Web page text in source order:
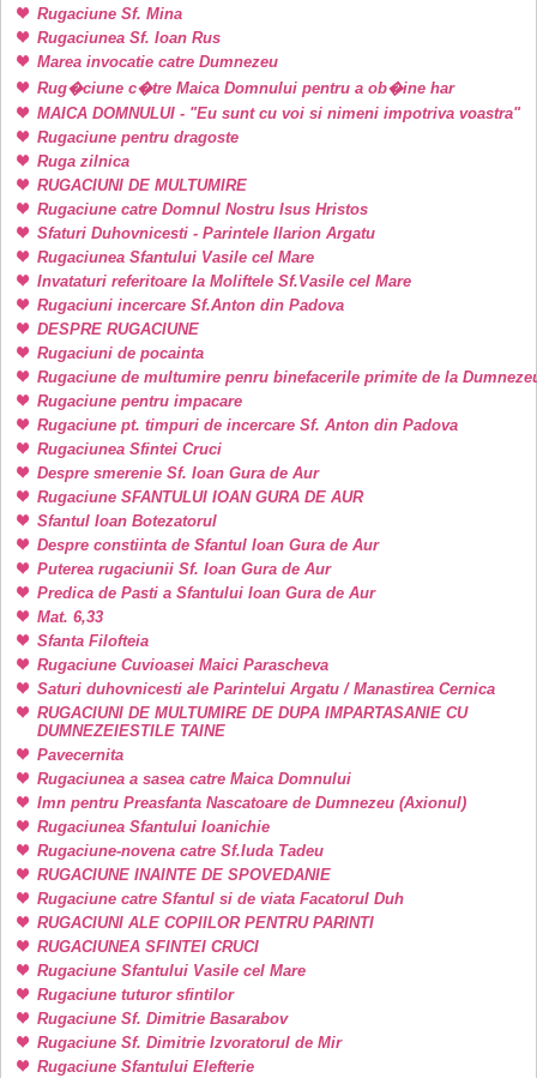
Rugaciune Sf. Mina
Rugaciunea Sf. Ioan Rus
Marea invocatie catre Dumnezeu
Rug�ciune c�tre Maica Domnului pentru a ob�ine har
MAICA DOMNULUI - "Eu sunt cu voi si nimeni impotriva voastra"
Rugaciune pentru dragoste
Ruga zilnica
RUGACIUNI DE MULTUMIRE
Rugaciune catre Domnul Nostru Isus Hristos
Sfaturi Duhovnicesti - Parintele Ilarion Argatu
Rugaciunea Sfantului Vasile cel Mare
Invataturi referitoare la Moliftele Sf.Vasile cel Mare
Rugaciuni incercare Sf.Anton din Padova
DESPRE RUGACIUNE
Rugaciuni de pocainta
Rugaciune de multumire penru binefacerile primite de la
Rugaciune pentru impacare
Rugaciune pt. timpuri de incercare Sf. Anton din Padova
Rugaciunea Sfintei Cruci
Despre smerenie Sf. Ioan Gura de Aur
Rugaciune SFANTULUI IOAN GURA DE AUR
Sfantul Ioan Botezatorul
Despre constiinta de Sfantul Ioan Gura de Aur
Puterea rugaciunii Sf. Ioan Gura de Aur
Predica de Pasti a Sfantului Ioan Gura de Aur
Mat. 6,33
Sfanta Filofteia
Rugaciune Cuvioasei Maici Parascheva
Saturi duhovnicesti ale Parintelui Argatu / Manastirea Cernica
RUGACIUNI DE MULTUMIRE DE DUPA IMPARTASANIE CU
DUMNEZEIESTILE TAINE
Pavecernita
Rugaciunea a sasea catre Maica Domnului
Imn pentru Preasfanta Nascatoare de Dumnezeu (Axionul)
Rugaciunea Sfantului Ioanichie
Rugaciune-novena catre Sf.Iuda Tadeu
RUGACIUNE INAINTE DE SPOVEDANIE
Rugaciune catre Sfantul si de viata Facatorul Duh
RUGACIUNI ALE COPIILOR PENTRU PARINTI
RUGACIUNEA SFINTEI CRUCI
Rugaciune Sfantului Vasile cel Mare
Rugaciune tuturor sfintilor
Rugaciune Sf. Dimitrie Basarabov
Rugaciune Sf. Dimitrie Izvoratorul de Mir
Rugaciune Sfantului Elefterie